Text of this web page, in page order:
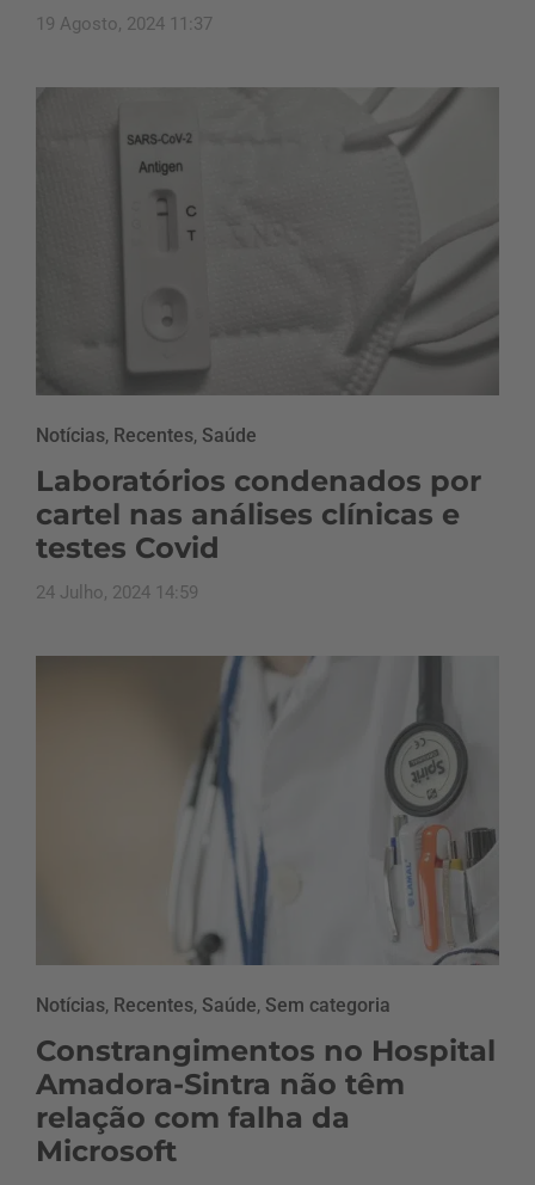
19 Agosto, 2024 11:37
Notícias, Recentes, Saúde
Laboratórios condenados por
cartel nas análises clínicas e
testes Covid
24 Julho, 2024 14:59
Notícias, Recentes, Saúde, Sem categoria
Constrangimentos no Hospital
Amadora-Sintra não têm
relação com falha da
Microsoft